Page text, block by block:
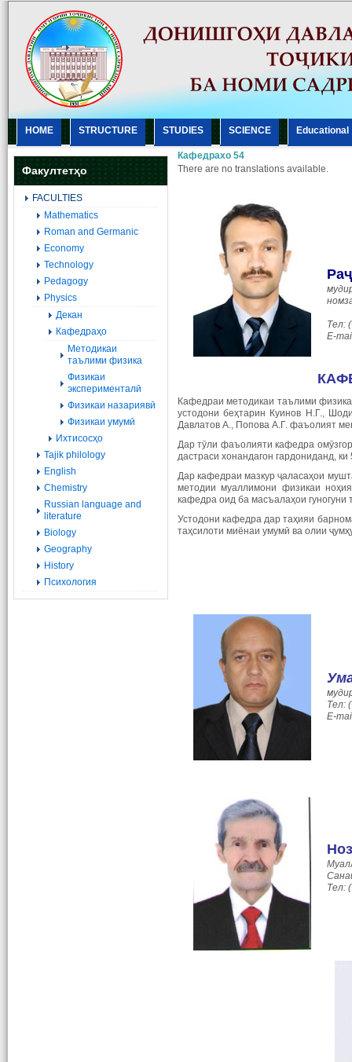
HOME STRUCTURE STUDIES SCIENCE Еducational
Факултетҳо
FACULTIES
Mathematics
Roman and Germanic
Economy
Technology
Pedagogy
Physics
Декан
Кафедраҳо
Методикаи
таълими физика
Физикаи
эксперименталӣ
Физикаи назариявӣ
Физикаи умумӣ
Ихтисосҳо
Tajik philology
English
Chemistry
Russian language and
literature
Biology
Geography
History
Психология
Кафедрахо 54
There are no translations available.
Раҷ
Тел:
E-
Кафедраи методикаи таълими
устодони беҳтарин Куинов Н.Г.,
Давлатов А., Попова А.Г. фаъолият
Дар тӯли фаъолияти кафедра
дастраси хонандагон гардониданд,
Дар кафедраи мазкур ҷаласаҳои
методии муаллимони физикаи
кафедра оид ба масъалаҳои
Устодони кафедра дар таҳияи
таҳсилоти миёнаи умумӣ ва олии
Тел:
E-
Тел: